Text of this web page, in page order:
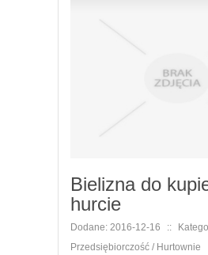
Bielizna do
hurcie
Dodane: 2016-12-16 ::
Przedsiębiorczość / Hurtownie